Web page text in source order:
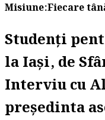
Misiune:Fiecare
Studenți
la Iași, de
Interviu cu
președinta